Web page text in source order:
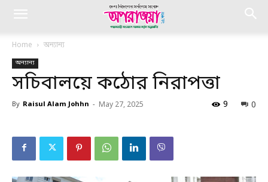
Home অন্যান্য
অন্যান্য
সচিবালয়ে কঠোর নিরাপত্তা
By Raisul Alam Johhn - May 27, 2025 0
9